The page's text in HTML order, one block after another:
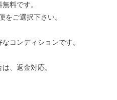
料です。
ご選択下さい。
コンディションです。
、返金対応。